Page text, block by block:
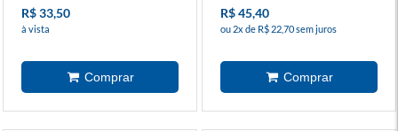
R$ 33,50
à vista
R$ 45,40
ou 2x de R$ 22,70 sem juros